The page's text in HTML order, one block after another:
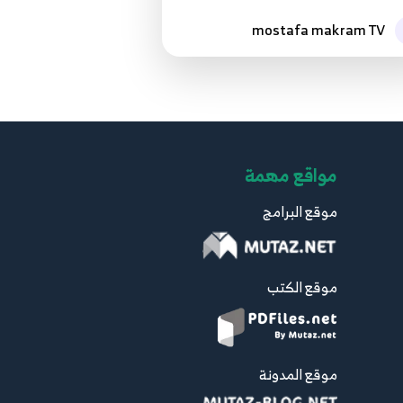
مواقع مهمة
موقع البرامج
موقع الكتب
موقع المدونة